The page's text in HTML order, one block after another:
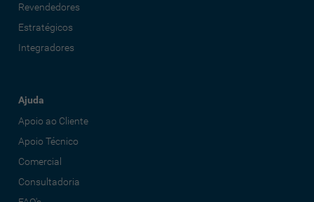
Revendedores
Estratégicos
Integradores
Ajuda
Apoio ao Cliente
Apoio Técnico
Comercial
Consultadoria